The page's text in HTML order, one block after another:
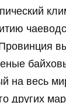
на весь
других